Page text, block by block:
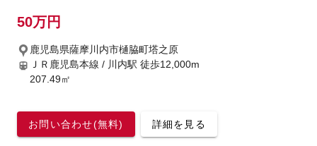
50万円
鹿児島県薩摩川内市樋脇町塔之原
ＪＲ鹿児島本線 / 川内駅 徒歩12,000m
207.49㎡
お問い合わせ(無料) 詳細を見る